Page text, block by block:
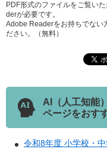
PDF形式のファイルをご覧い
derが必要です。
Adobe Readerをお持ちでない
ださい。（無料）
AI（人工知能
ページをおす
令和8年度 小学校・